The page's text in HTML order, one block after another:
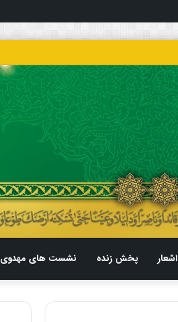
اشعار پخش زنده نشست های مهدوی